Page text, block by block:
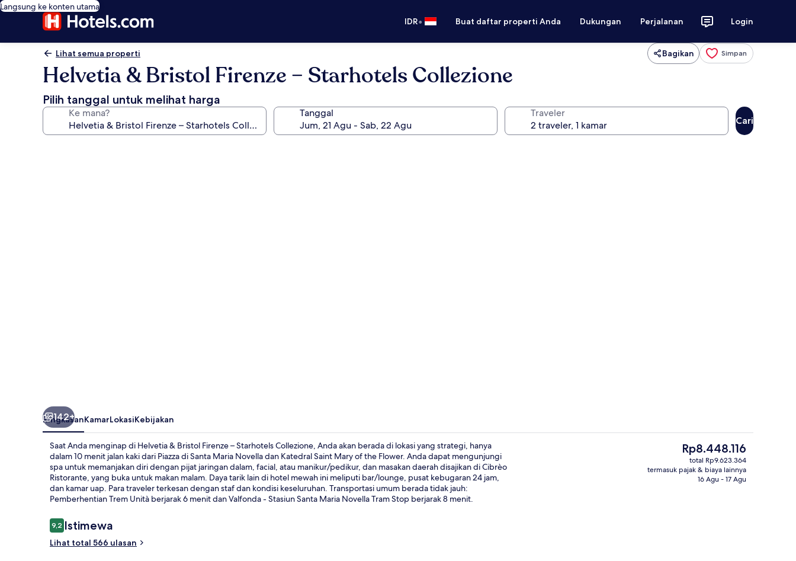
Langsung ke konten utama
IDR• Buat daftar properti Anda Dukungan Perjalanan Login
Lihat semua properti Bagikan Simpan
Helvetia & Bristol Firenze – Starhotels Collezione
Pilih tanggal untuk melihat harga
Ke mana? Tanggal Traveler
Cari
Melayani makan malam Presidential Suite Bristol | 1 kamar
142+
RingkasanKamarLokasiKebijakan
Saat Anda menginap di Helvetia & Bristol Firenze – Starhotels Collezione, Anda akan berada di lokasi yang strategi, hanya
dalam 10 menit jalan kaki dari Piazza di Santa Maria Novella dan Katedral Saint Mary of the Flower. Anda dapat mengunjungi
spa untuk memanjakan diri dengan pijat jaringan dalam, facial, atau manikur/pedikur, dan masakan daerah disajikan di Cibrèo
Ristorante, yang buka untuk makan malam. Daya tarik lain di hotel mewah ini meliputi bar/lounge, pusat kebugaran 24 jam,
dan kamar uap. Para traveler terkesan dengan staf dan kondisi keseluruhan. Transportasi umum berada tidak jauh:
Pemberhentian Trem Unità berjarak 6 menit dan Valfonda - Stasiun Santa Maria Novella Tram Stop berjarak 8 menit.
Ulasan
9,29,2 dari 10
Istimewa
Lihat total 566 ulasan
Harga
saat
ini
Rp8.448.116
Rp8.448.116
total Rp9.623.364
termasuk pajak & biaya lainnya
16 Agu - 17 Agu